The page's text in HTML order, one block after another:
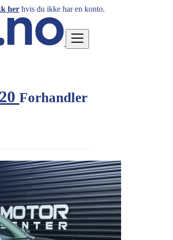
her hvis du ikke har en konto.
Forhandler